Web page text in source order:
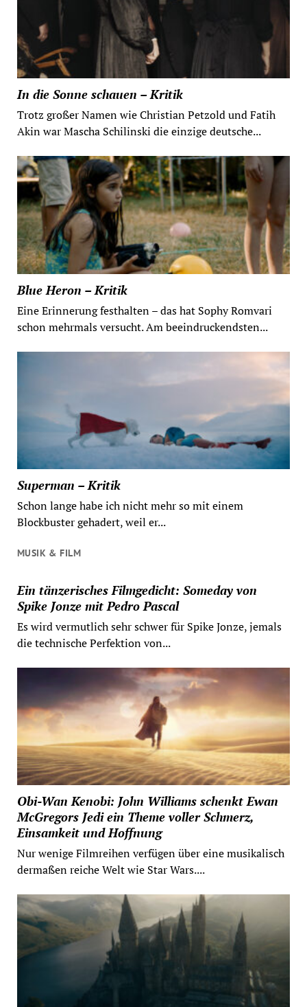
In die Sonne schauen – Kritik
Trotz großer Namen wie Christian Petzold und Fatih
Akin war Mascha Schilinski die einzige deutsche...
Blue Heron – Kritik
Eine Erinnerung festhalten – das hat Sophy Romvari
schon mehrmals versucht. Am beeindruckendsten...
Superman – Kritik
Schon lange habe ich nicht mehr so mit einem
Blockbuster gehadert, weil er...
MUSIK & FILM
Ein tänzerisches Filmgedicht: Someday von
Spike Jonze mit Pedro Pascal
Es wird vermutlich sehr schwer für Spike Jonze, jemals
die technische Perfektion von...
Obi-Wan Kenobi: John Williams schenkt Ewan
McGregors Jedi ein Theme voller Schmerz,
Einsamkeit und Hoffnung
Nur wenige Filmreihen verfügen über eine musikalisch
dermaßen reiche Welt wie Star Wars....